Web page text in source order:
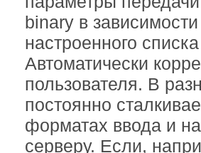
binary в
настроенного
Автоматически
пользователя. В
постоянно
форматах ввода и
серверу. Если,